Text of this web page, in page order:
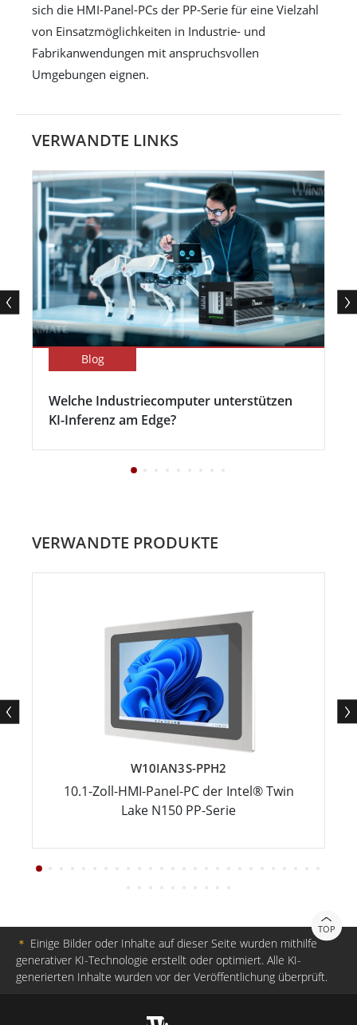
sich die HMI-Panel-PCs der PP-Serie für eine Vielzahl
von Einsatzmöglichkeiten in Industrie- und
Fabrikanwendungen mit anspruchsvollen
Umgebungen eignen.
VERWANDTE LINKS
Blog
Welche Industriecomputer unterstützen
KI-Inferenz am Edge?
VERWANDTE PRODUKTE
W10IAN3S-PPH2
10.1-Zoll-HMI-Panel-PC der Intel® Twin
Lake N150 PP-Serie
TOP
＊ Einige Bilder oder Inhalte auf dieser Seite wurden mithilfe
generativer KI-Technologie erstellt oder optimiert. Alle KI-
generierten Inhalte wurden vor der Veröffentlichung überprüft.